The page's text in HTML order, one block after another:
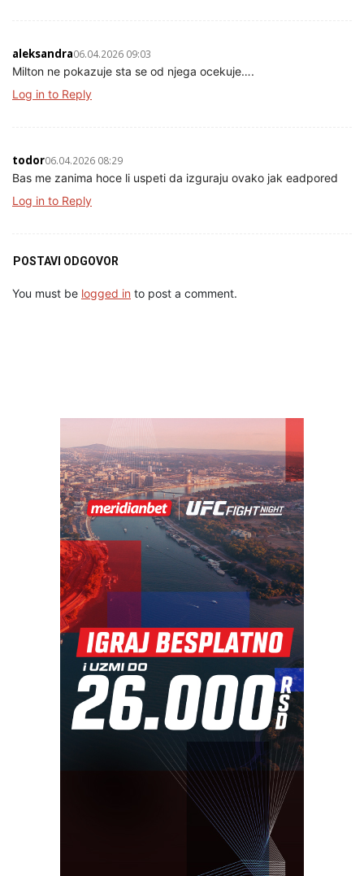
aleksandra06.04.2026 09:03
Milton ne pokazuje sta se od njega ocekuje….
Log in to Reply
todor06.04.2026 08:29
Bas me zanima hoce li uspeti da izguraju ovako jak eadpored
Log in to Reply
POSTAVI ODGOVOR
You must be logged in to post a comment.